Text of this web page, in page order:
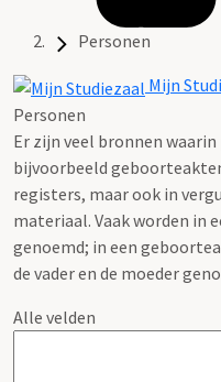
Personen
Mijn
Personen
Er zijn veel bronnen
bijvoorbeeld
registers, maar ook in
materiaal. Vaak worden in
genoemd; in een
de vader en de moeder
Alle velden